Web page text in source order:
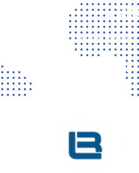
Vragen? Neem